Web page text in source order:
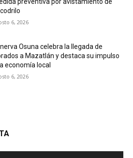
6, 2026
Osuna celebra la llegada de
a Mazatlán y destaca su impulso
economía local
6, 2026